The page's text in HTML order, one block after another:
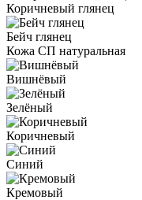
Коричневый глянец
Бейч глянец
Кожа СП натуральная
Вишнёвый
Зелёный
Коричневый
Синий
Кремовый